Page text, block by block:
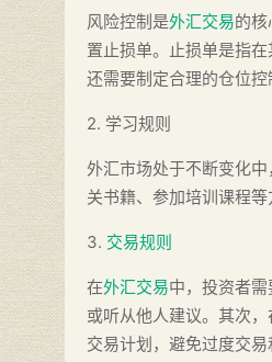
风险控制是外汇交易的
置止损单。止损单是指
还需要制定合理的仓位控
2. 学习规则
外汇市场处于不断变化
关书籍、参加培训课程等
3. 交易规则
在外汇交易中，投资者
或听从他人建议。其次
交易计划，避免过度交易